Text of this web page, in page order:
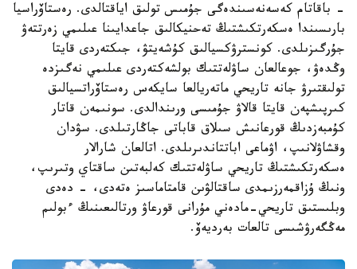
- باقاتام كەسەنەسىندەگى جۇمىس تولىق اياقتالدى. رەستاۆراسيا
بارىسىندا ەسكەرتكىشتىڭ تەحنيكالىق جاعدايىنا عىلىمي زەرتتەۋ
جۇرگىزىلدى. كونسترۋكسيالىق كۇشەيتۋ، جىكتەردى قايتا
وڭدەۋ، جوعالعان ساۋلەتتىك بولشەكتەردى عىلىمي نەگىزدە
تولىقتىرۋ جانە تاريحي ماتەريالعا سايكەس رەستاۆراتسيالىق
كىرپىشپەن قايتا قالاۋ جۇمىسى ورىندالدى. سونىمەن قاتار
كۇمبەزدىڭ قورعانىش سىلاق قاباتى جاڭارتىلدى. سۋدان
وقشاۋلانىپ، اۋماعى اباتتاندىرىلدى. اتالعان شارالار
ەسكەرتكىشتىڭ تاريحي ساۋلەتتىك كەلبەتىن ساقتاي وتىرىپ،
ونىڭ ۇزاقمەرزىمدى ساقتالۋىن قامتاماسىز ەتەدى، - دەدى
وبلىستىق تاريحي-مادەني مۇرانى قورعاۋ ورتالىعىنىڭ ءبولىم
مەڭگەرۋشىسى تالعات بەرديەۆ.